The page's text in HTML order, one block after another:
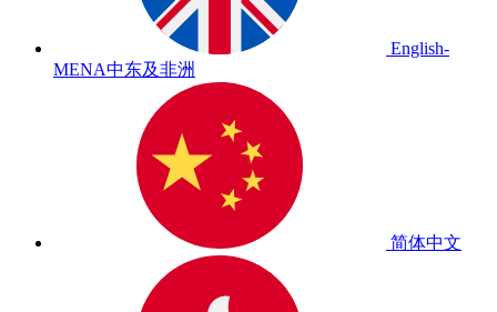
English-
MENA中东及非洲
简体中文